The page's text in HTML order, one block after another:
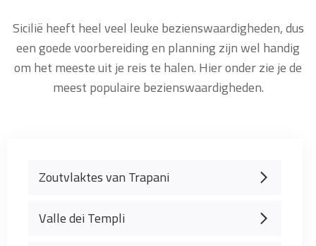
Sicilië heeft heel veel leuke bezienswaardigheden, dus
een goede voorbereiding en planning zijn wel handig
om het meeste uit je reis te halen. Hier onder zie je de
meest populaire bezienswaardigheden.
Zoutvlaktes van Trapani
Valle dei Templi